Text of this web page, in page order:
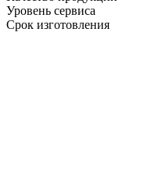
Уровень сервиса
Срок изготовления